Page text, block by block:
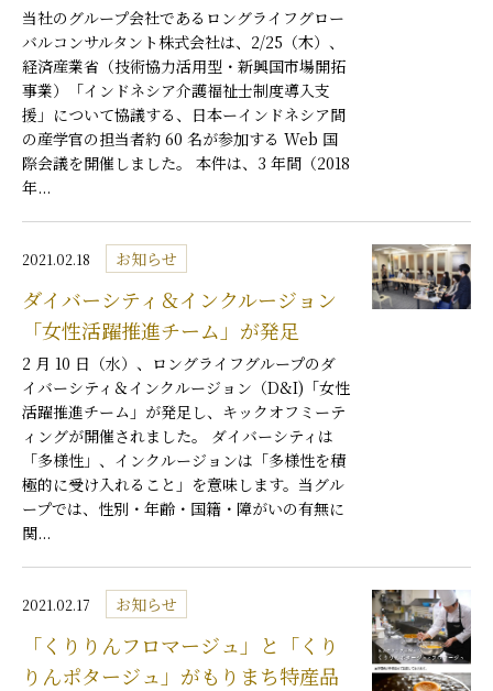
当社のグループ会社であるロングライフグロー
バルコンサルタント株式会社は、2/25（木）、
経済産業省（技術協力活用型・新興国市場開拓
事業）「インドネシア介護福祉士制度導入支
援」について協議する、日本ーインドネシア間
の産学官の担当者約 60 名が参加する Web 国
際会議を開催しました。 本件は、3 年間（2018
年...
2021.02.18 お知らせ
ダイバーシティ＆インクルージョン
「女性活躍推進チーム」が発足
2 月 10 日（水）、ロングライフグループのダ
イバーシティ＆インクルージョン（D&I)「女性
活躍推進チーム」が発足し、キックオフミーテ
ィングが開催されました。 ダイバーシティは
「多様性」、インクルージョンは「多様性を積
極的に受け入れること」を意味します。当グル
ープでは、性別・年齢・国籍・障がいの有無に
関...
2021.02.17 お知らせ
「くりりんフロマージュ」と「くり
りんポタージュ」がもりまち特産品